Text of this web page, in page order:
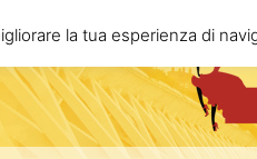
la tua esperienza di